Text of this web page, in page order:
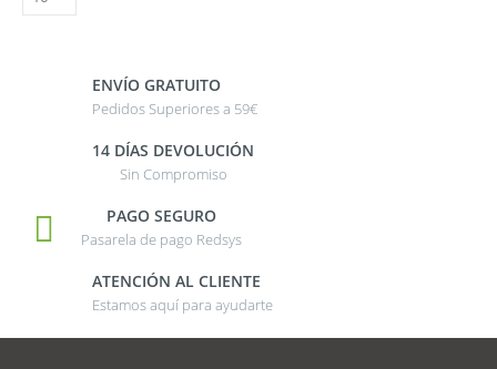
ENVÍO GRATUITO
Pedidos Superiores a 59€
14 DÍAS DEVOLUCIÓN
Sin Compromiso
PAGO SEGURO
Pasarela de pago Redsys
ATENCIÓN AL CLIENTE
Estamos aquí para ayudarte